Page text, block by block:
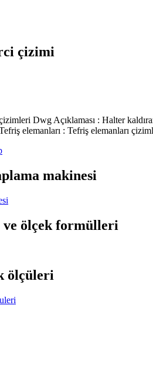
çizimi
Dwg Açıklaması : Halter
elemanları : Tefriş elemanları
makinesi
ve ölçek formülleri
ölçüleri